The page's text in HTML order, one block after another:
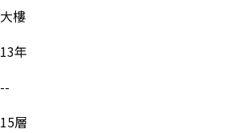
大樓
13年
--
15層